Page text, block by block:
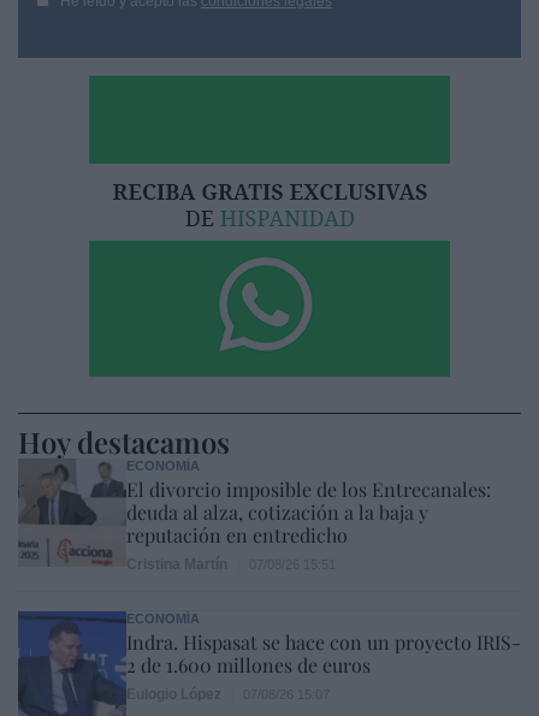
Hoy destacamos
ECONOMÍA
El divorcio imposible de los Entrecanales:
deuda al alza, cotización a la baja y
reputación en entredicho
ECONOMÍA
Indra. Hispasat se hace con un proyecto IRIS-
2 de 1.600 millones de euros